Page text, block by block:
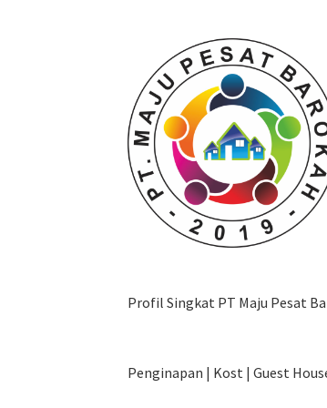
navigation
content
Profil Singkat PT Maju Pesat
Penginapan | Kost | Guest